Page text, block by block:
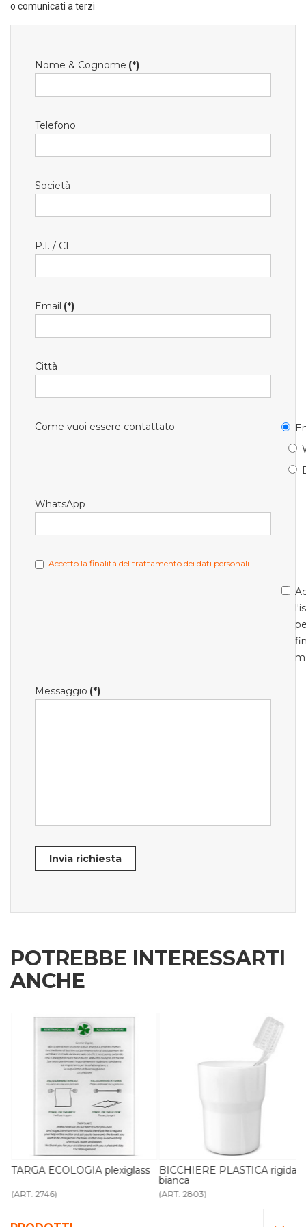
o comunicati a terzi
Nome & Cognome (*)
Telefono
Società
P.I. / CF
Email (*)
Città
Come vuoi essere contattato
WhatsApp
Accetto la finalità del trattamento dei dati personali
Messaggio (*)
Invia richiesta
POTREBBE INTERESSARTI
ANCHE
TARGA ECOLOGIA plexiglass
(ART. 2746)
BICCHIERE PLASTICA rigida
bianca
(ART. 2803)